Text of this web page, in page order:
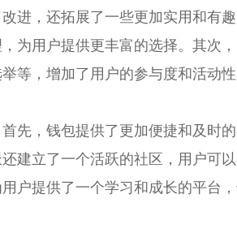
进，还拓展了一些更加实用和有
为用户提供更丰富的选择。其次
等，增加了用户的参与度和活动性
先，钱包提供了更加便捷和及时
建立了一个活跃的社区，用户可
户提供了一个学习和成长的平台